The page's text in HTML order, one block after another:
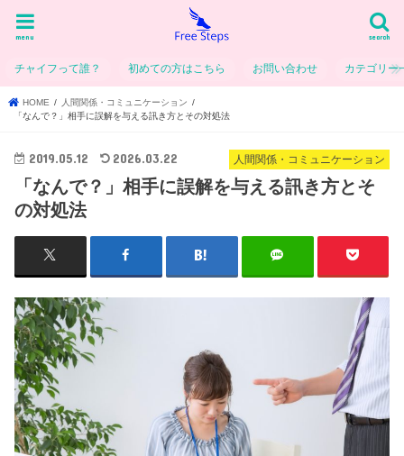
search
menu
チャイフって誰？ 初めての方はこちら お問い合わせ カテゴリー
HOME
人間関係・コミュニケーション
「なんで？」相手に誤解を与える訊き方とその対処法
人間関係・コミュニケーション
2019.05.12 2026.03.22
「なんで？」相手に誤解を与える訊き方とそ
の対処法